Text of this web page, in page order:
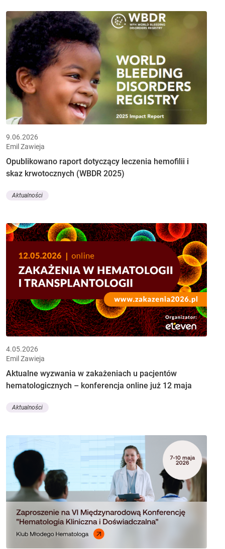
9.06.2026
Emil Zawieja
Opublikowano raport dotyczący leczenia hemofilii i
skaz krwotocznych (WBDR 2025)
Aktualności
4.05.2026
Emil Zawieja
Aktualne wyzwania w zakażeniach u pacjentów
hematologicznych – konferencja online już 12 maja
Aktualności